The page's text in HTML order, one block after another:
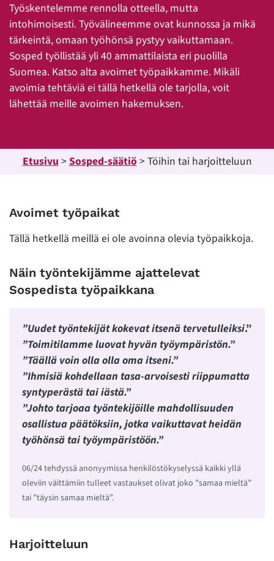
Työskentelemme rennolla otteella, mutta
intohimoisesti. Työvälineemme ovat kunnossa ja mikä
tärkeintä, omaan työhönsä pystyy vaikuttamaan.
Sosped työllistää yli 40 ammattilaista eri puolilla
Suomea. Katso alta avoimet työpaikkamme. Mikäli
avoimia tehtäviä ei tällä hetkellä ole tarjolla, voit
lähettää meille avoimen hakemuksen.
Etusivu>Sosped-säätiö> Töihin tai harjoitteluun
Avoimet työpaikat
Tällä hetkellä meillä ei ole avoinna olevia työpaikkoja.
Näin työntekijämme ajattelevat
Sospedista työpaikkana
”Uudet työntekijät kokevat itsenä tervetulleiksi.”
”Toimitilamme luovat hyvän työympäristön.”
”Täällä voin olla olla oma itseni.”
”Ihmisiä kohdellaan tasa-arvoisesti riippumatta
syntyperästä tai iästä.”
”Johto tarjoaa työntekijöille mahdollisuuden
osallistua päätöksiin, jotka vaikuttavat heidän
työhönsä tai työympäristöön.”
06/24 tehdyssä anonyymissa henkilöstökyselyssä kaikki yllä
oleviin väittämiin tulleet vastaukset olivat joko ”samaa mieltä”
tai ”täysin samaa mieltä”.
Harjoitteluun